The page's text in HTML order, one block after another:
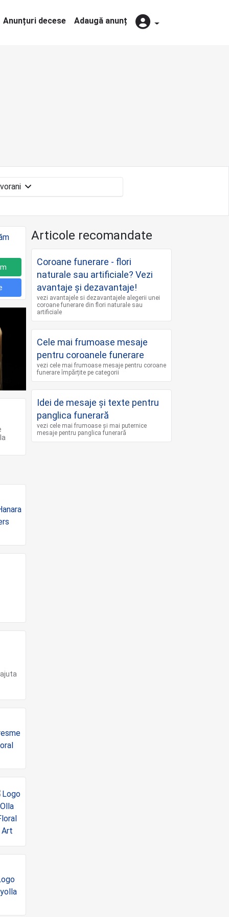
Anunțuri decese Adaugă anunț
Articole recomandate
Coroane funerare - flori
naturale sau artificiale? Vezi
avantaje și dezavantaje!
vezi avantajele si dezavantajele alegerii unei
coroane funerare din flori naturale sau
artificiale
Cele mai frumoase mesaje
pentru coroanele funerare
vezi cele mai frumoase mesaje pentru coroane
funerare împărțite pe categorii
Idei de mesaje și texte pentru
panglica funerară
vezi cele mai frumoase și mai puternice
mesaje pentru panglica funerară